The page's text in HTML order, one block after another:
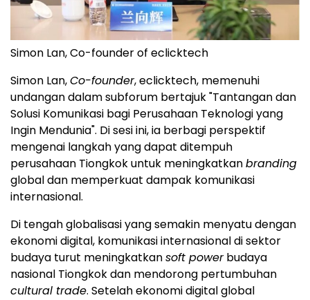
Simon Lan, Co-founder of eclicktech
Simon Lan,Co-founder, eclicktech, memenuhi
undangan dalam subforum bertajuk "Tantangan dan
Solusi Komunikasi bagi Perusahaan Teknologi yang
Ingin Mendunia". Di sesi ini, ia berbagi perspektif
mengenai langkah yang dapat ditempuh
perusahaan Tiongkok untuk meningkatkanbranding
global dan memperkuat dampak komunikasi
internasional.
Di tengah globalisasi yang semakin menyatu dengan
ekonomi digital, komunikasi internasional di sektor
budaya turut meningkatkansoft powerbudaya
nasional Tiongkok dan mendorong pertumbuhan
cultural trade. Setelah ekonomi digital global